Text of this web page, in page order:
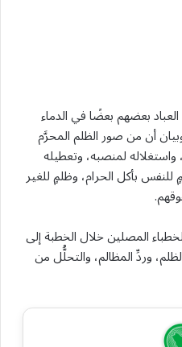
بعضهم بعضًا في الدماء
أن من صور الظلم المحرَّم
لمنصبه، وتعطيله
بأكل الحرام، وظلمٍ للغير
المصلين خلال الخطبة إلى
وردِّ المظالم، والتحلُّل من